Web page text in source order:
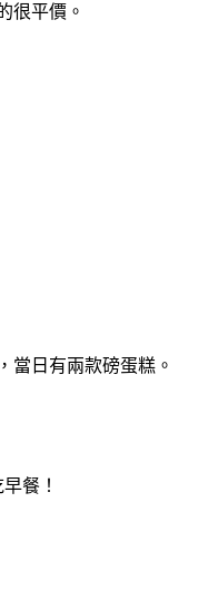
很平價。
當日有兩款磅蛋糕。
餐！